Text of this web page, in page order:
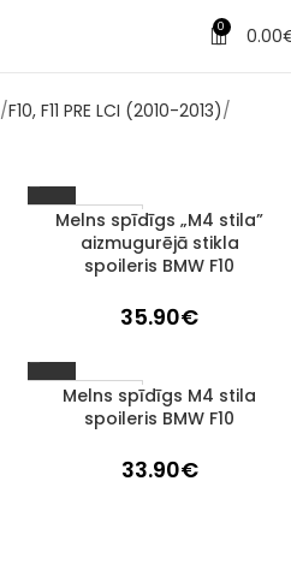
0 0.00
F10, F11 PRE LCI (2010-2013)
1–3 d. d.
Melns spīdīgs „M4 stila”
aizmugurējā stikla
spoileris BMW F10
35.90€
1–3 d. d.
Melns spīdīgs M4 stila
spoileris BMW F10
33.90€